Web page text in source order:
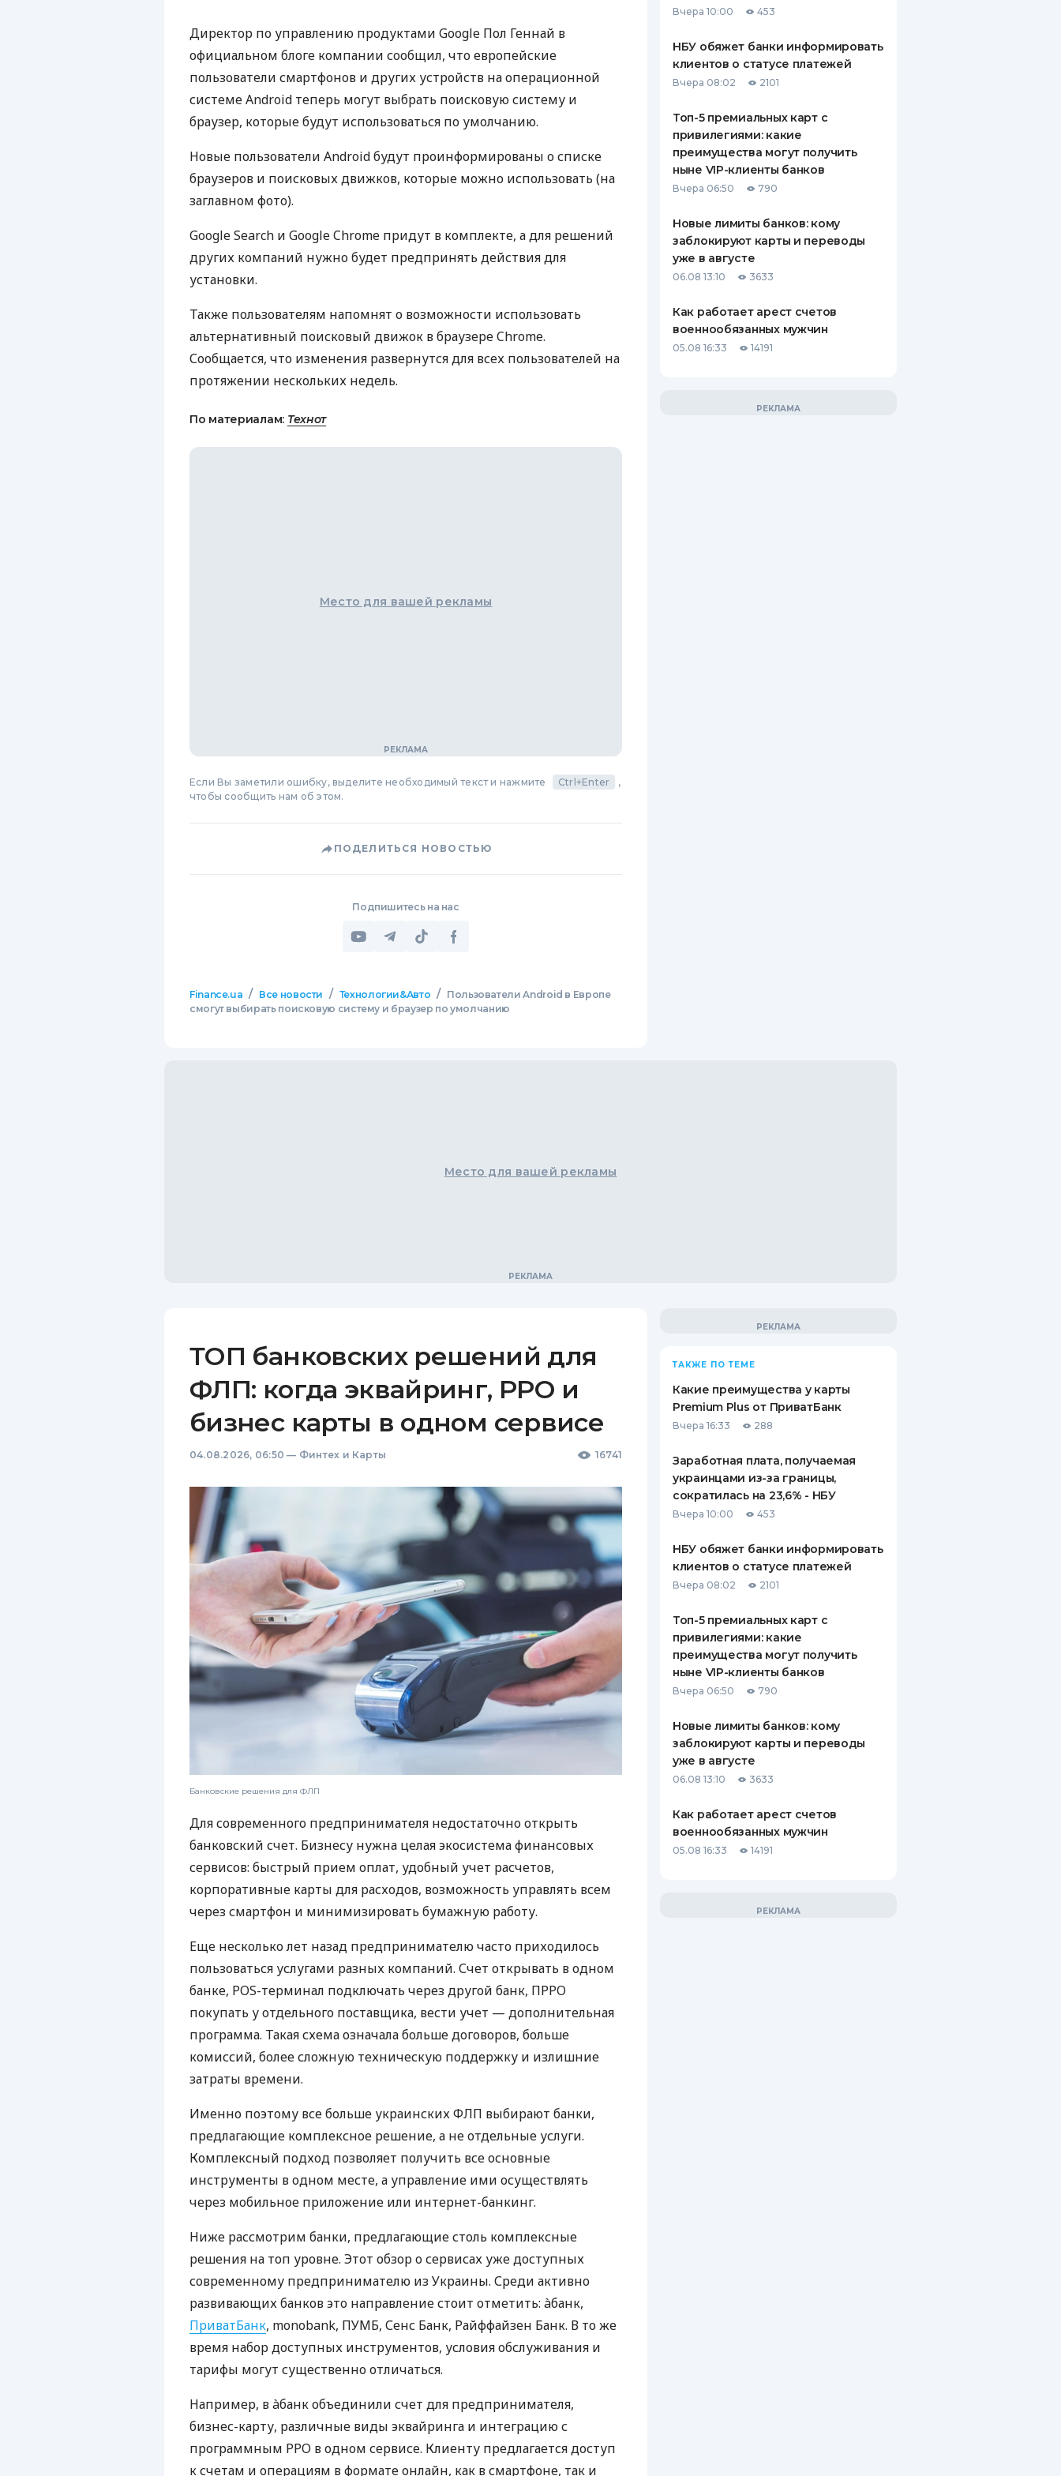
КЕШБЭКА
ПУТЕВОДИТЕЛИ ПО
БАНКОВСКИМ КАРТАМ
СТРАХОВАНИЮ
ВСЕ СТРАХОВЫЕ ПОЛИСЫ
ОТЗЫВЫ О СТРАХОВЫХ
КОМПАНИЯХ
Директор по управлению продуктами Google Пол Геннай в
официальном блоге компании сообщил, что европейские
пользователи смартфонов и других устройств на операционной
системе Android теперь могут выбрать поисковую систему и
браузер, которые будут использоваться по умолчанию.
Новые пользователи Android будут проинформированы о списке
браузеров и поисковых движков, которые можно использовать (на
заглавном фото).
Google Search и Google Chrome придут в комплекте, а для решений
других компаний нужно будет предпринять действия для
установки.
Также пользователям напомнят о возможности использовать
альтернативный поисковый движок в браузере Chrome.
Сообщается, что изменения развернутся для всех пользователей на
протяжении нескольких недель.
По материалам: Технот
Место для вашей рекламы
Если Вы заметили ошибку, выделите необходимый текст и нажмите Ctrl+Enter
,
чтобы сообщить нам об этом.
ПОДЕЛИТЬСЯ НОВОСТЬЮ
Подпишитесь на нас
Finance.ua / Все новости / Технологии&Авто /
Пользователи Android в Европе
смогут выбирать поисковую систему и браузер по умолчанию
Вчера 10:00 453
НБУ обяжет банки информировать
клиентов о статусе платежей
Вчера 08:02 2101
Топ-5 премиальных карт с
привилегиями: какие
преимущества могут получить
ныне VIP-клиенты банков
Вчера 06:50 790
Новые лимиты банков: кому
заблокируют карты и переводы
уже в августе
06.08 13:10 3633
Как работает арест счетов
военнообязанных мужчин
05.08 16:33 14191
Место для вашей рекламы
ТОП банковских решений для
ФЛП: когда эквайринг, РРО и
бизнес карты в одном сервисе
04.08.2026, 06:50 — Финтех и Карты 16741
Банковские решения для ФЛП
Для современного предпринимателя недостаточно открыть
банковский счет. Бизнесу нужна целая экосистема финансовых
сервисов: быстрый прием оплат, удобный учет расчетов,
корпоративные карты для расходов, возможность управлять всем
через смартфон и минимизировать бумажную работу.
Еще несколько лет назад предпринимателю часто приходилось
пользоваться услугами разных компаний. Счет открывать в одном
банке, POS-терминал подключать через другой банк, ПРРО
покупать у отдельного поставщика, вести учет — дополнительная
программа. Такая схема означала больше договоров, больше
комиссий, более сложную техническую поддержку и излишние
затраты времени.
Именно поэтому все больше украинских ФЛП выбирают банки,
предлагающие комплексное решение, а не отдельные услуги.
Комплексный подход позволяет получить все основные
инструменты в одном месте, а управление ими осуществлять
через мобильное приложение или интернет-банкинг.
Ниже рассмотрим банки, предлагающие столь комплексные
решения на топ уровне. Этот обзор о сервисах уже доступных
современному предпринимателю из Украины. Среди активно
развивающих банков это направление стоит отметить: àбанк,
ПриватБанк, monobank, ПУМБ, Сенс Банк, Райффайзен Банк. В то же
время набор доступных инструментов, условия обслуживания и
тарифы могут существенно отличаться.
Например, в àбанк объединили счет для предпринимателя,
бизнес-карту, различные виды эквайринга и интеграцию с
программным РРО в одном сервисе. Клиенту предлагается доступ
к счетам и операциям в формате онлайн, как в смартфоне, так и
ТАКЖЕ ПО ТЕМЕ
Какие преимущества у карты
Premium Plus от ПриватБанк
Вчера 16:33 288
Заработная плата, получаемая
украинцами из-за границы,
сократилась на 23,6% - НБУ
Вчера 10:00 453
НБУ обяжет банки информировать
клиентов о статусе платежей
Вчера 08:02 2101
Топ-5 премиальных карт с
привилегиями: какие
преимущества могут получить
ныне VIP-клиенты банков
Вчера 06:50 790
Новые лимиты банков: кому
заблокируют карты и переводы
уже в августе
06.08 13:10 3633
Как работает арест счетов
военнообязанных мужчин
05.08 16:33 14191